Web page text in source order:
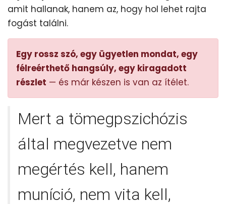
amit hallanak, hanem az, hogy hol lehet rajta
fogást találni.
Egy rossz szó, egy ügyetlen mondat, egy
félreérthető hangsúly, egy kiragadott
részlet — és már készen is van az ítélet.
Mert a tömegpszichózis
által megvezetve nem
megértés kell, hanem
muníció, nem vita kell,